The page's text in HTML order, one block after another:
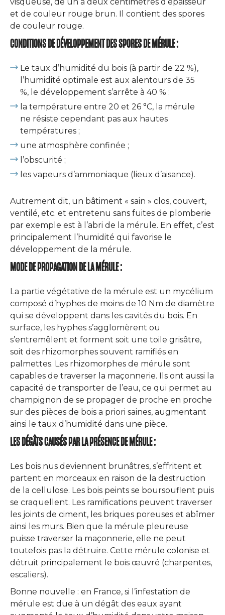
et de couleur rouge brun. Il contient des spores
de couleur rouge.
CONDITIONS DE DÉVELOPPEMENT DES SPORES DE MÉRULE :
Le taux d’humidité du bois (à partir de 22 %),
l’humidité optimale est aux alentours de 35
%, le développement s’arrête à 40 % ;
la température entre 20 et 26 °C, la mérule
ne résiste cependant pas aux hautes
températures ;
une atmosphère confinée ;
l’obscurité ;
les vapeurs d’ammoniaque (lieux d’aisance).
Autrement dit, un bâtiment « sain » clos, couvert,
ventilé, etc. et entretenu sans fuites de plomberie
par exemple est à l’abri de la mérule. En effet, c’est
principalement l’humidité qui favorise le
développement de la mérule.
MODE DE PROPAGATION DE LA MÉRULE :
La partie végétative de la mérule est un mycélium
composé d’hyphes de moins de 10 Nm de diamètre
qui se développent dans les cavités du bois. En
surface, les hyphes s’agglomèrent ou
s’entremêlent et forment soit une toile grisâtre,
soit des rhizomorphes souvent ramifiés en
palmettes. Les rhizomorphes de mérule sont
capables de traverser la maçonnerie. Ils ont aussi la
capacité de transporter de l’eau, ce qui permet au
champignon de se propager de proche en proche
sur des pièces de bois a priori saines, augmentant
ainsi le taux d’humidité dans une pièce.
LES DÉGÂTS CAUSÉS PAR LA PRÉSENCE DE MÉRULE :
Les bois nus deviennent brunâtres, s’effritent et
partent en morceaux en raison de la destruction
de la cellulose. Les bois peints se boursouflent puis
se craquellent. Les ramifications peuvent traverser
les joints de ciment, les briques poreuses et abîmer
ainsi les murs. Bien que la mérule pleureuse
puisse traverser la maçonnerie, elle ne peut
toutefois pas la détruire. Cette mérule colonise et
détruit principalement le bois œuvré (charpentes,
escaliers).
Bonne nouvelle : en France, si l’infestation de
mérule est due à un dégât des eaux ayant